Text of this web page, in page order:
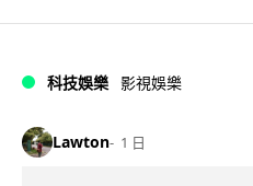
科技娛樂 影視娛樂
Lawton 1 日